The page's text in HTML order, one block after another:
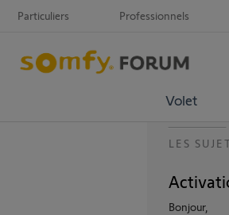
Particuliers Professionnels
Volet
LES
Bonjour,